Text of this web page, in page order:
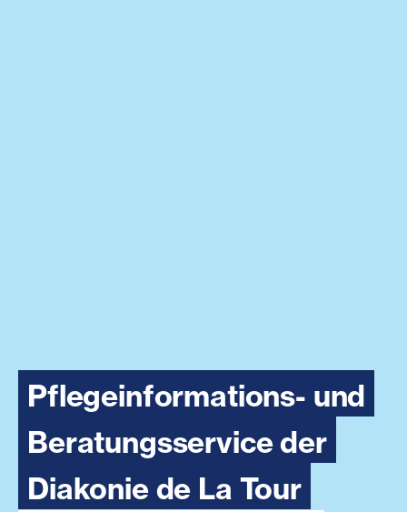
Pflegeinformations- und
Beratungsservice der
Diakonie de La Tour